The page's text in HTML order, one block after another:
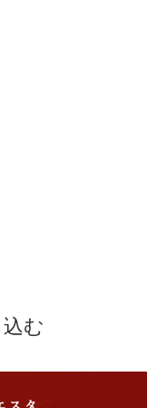
む